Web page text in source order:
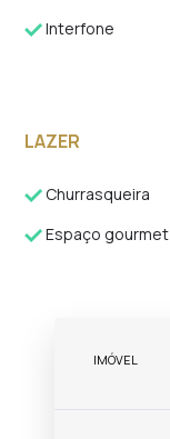
Interfone
LAZER
Churrasqueira
Espaço gourmet
IMÓVEL